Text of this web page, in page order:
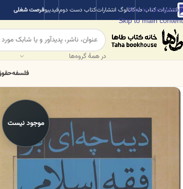
Skip to navigation
Skip to main content
انتشارات کتاب طهکاتالوگ انتشاراتکتاب دست دومفیدیبوفرصت شغلی
در همهٔ گروه‌ها
فلسفه
موجود نیست